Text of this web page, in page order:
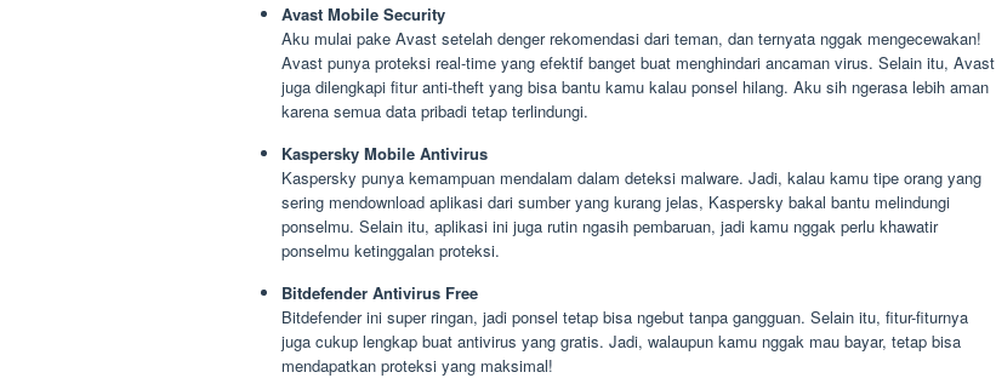
Avast Mobile Security
Aku mulai pake Avast setelah denger rekomendasi dari teman, dan ternyata nggak mengecewakan!
Avast punya proteksi real-time yang efektif banget buat menghindari ancaman virus. Selain itu, Avast
juga dilengkapi fitur anti-theft yang bisa bantu kamu kalau ponsel hilang. Aku sih ngerasa lebih aman
karena semua data pribadi tetap terlindungi.
Kaspersky Mobile Antivirus
Kaspersky punya kemampuan mendalam dalam deteksi malware. Jadi, kalau kamu tipe orang yang
sering mendownload aplikasi dari sumber yang kurang jelas, Kaspersky bakal bantu melindungi
ponselmu. Selain itu, aplikasi ini juga rutin ngasih pembaruan, jadi kamu nggak perlu khawatir
ponselmu ketinggalan proteksi.
Bitdefender Antivirus Free
Bitdefender ini super ringan, jadi ponsel tetap bisa ngebut tanpa gangguan. Selain itu, fitur-fiturnya
juga cukup lengkap buat antivirus yang gratis. Jadi, walaupun kamu nggak mau bayar, tetap bisa
mendapatkan proteksi yang maksimal!